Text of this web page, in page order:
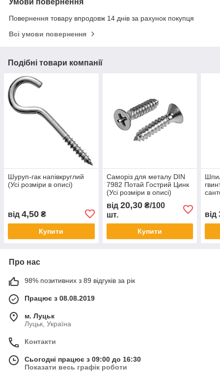
Умови повернення
Повернення товару впродовж 14 днів за рахунок покупця
Всі умови повернення
Подібні товари компанії
Шуруп-гак напівкруглий
(Усі розміри в описі)
від 4,50 ₴
Купити
Саморіз для металу DIN
7982 Потай Гострий Цинк
(Усі розміри в описі)
від 20,30₴/100
шт.
Купити
від
Про нас
98% позитивних з 89 відгуків за рік
Працює з 08.08.2019
м. Луцьк
Луцьк, Україна
Контакти
Сьогодні працює з 09:00 до 16:30
Показати весь графік роботи